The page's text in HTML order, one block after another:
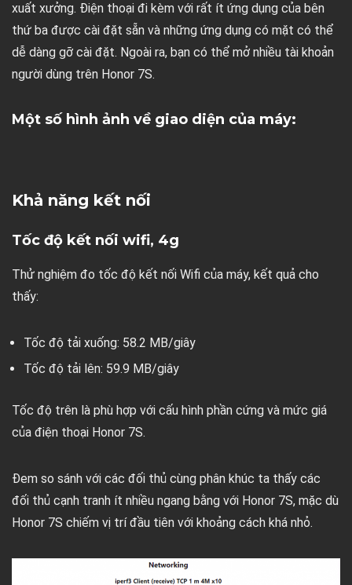
xuất xưởng. Điện thoại đi kèm với rất ít ứng dụng của bên
thứ ba được cài đặt sẵn và những ứng dụng có mặt có thể
dễ dàng gỡ cài đặt. Ngoài ra, bạn có thể mở nhiều tài khoản
người dùng trên Honor 7S.
Một số hình ảnh về giao diện của máy:
Khả năng kết nối
Tốc độ kết nối wifi, 4g
Thử nghiệm đo tốc độ kết nối Wifi của máy, kết quả cho
thấy:
Tốc độ tải xuống: 58.2 MB/giây
Tốc độ tải lên: 59.9 MB/giây
Tốc độ trên là phù hợp với cấu hình phần cứng và mức giá
của điện thoại Honor 7S.
Đem so sánh với các đối thủ cùng phân khúc ta thấy các
đối thủ cạnh tranh ít nhiều ngang bằng với Honor 7S, mặc dù
Honor 7S chiếm vị trí đầu tiên với khoảng cách khá nhỏ.